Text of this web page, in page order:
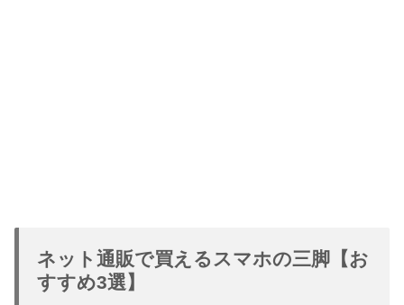
ネット通販で買えるスマホの三脚【お
すすめ3選】